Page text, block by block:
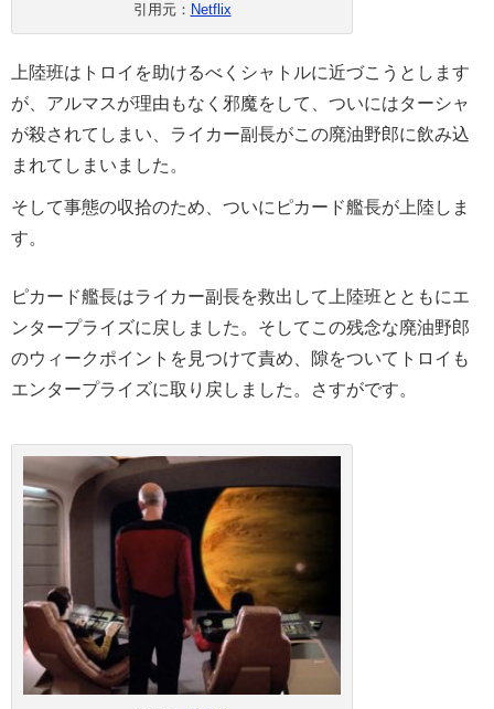
引用元： Netflix
上陸班はトロイを助けるべくシャトルに近づこうとします
が、アルマスが理由もなく邪魔をして、ついにはターシャ
が殺されてしまい、ライカー副長がこの廃油野郎に飲み込
まれてしまいました。
そして事態の収拾のため、ついにピカード艦長が上陸しま
す。
ピカード艦長はライカー副長を救出して上陸班とともにエ
ンタープライズに戻しました。そしてこの残念な廃油野郎
のウィークポイントを見つけて責め、隙をついてトロイも
エンタープライズに取り戻しました。さすがです。